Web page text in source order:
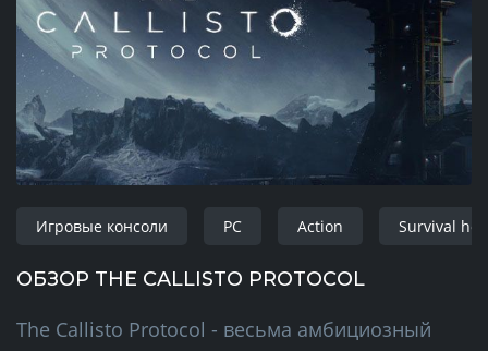
Игровые консоли PC Action Survival
ОБЗОР THE CALLISTO PROTOCOL
The Callisto Protocol - весьма амбициозный